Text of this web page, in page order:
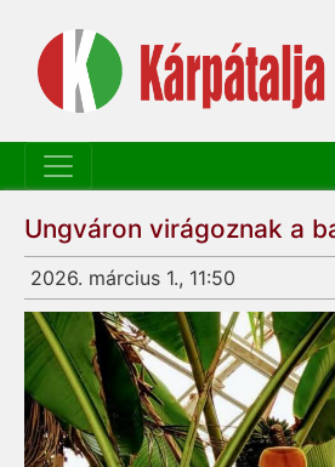
Ungváron virágoznak a
2026. március 1., 11:50